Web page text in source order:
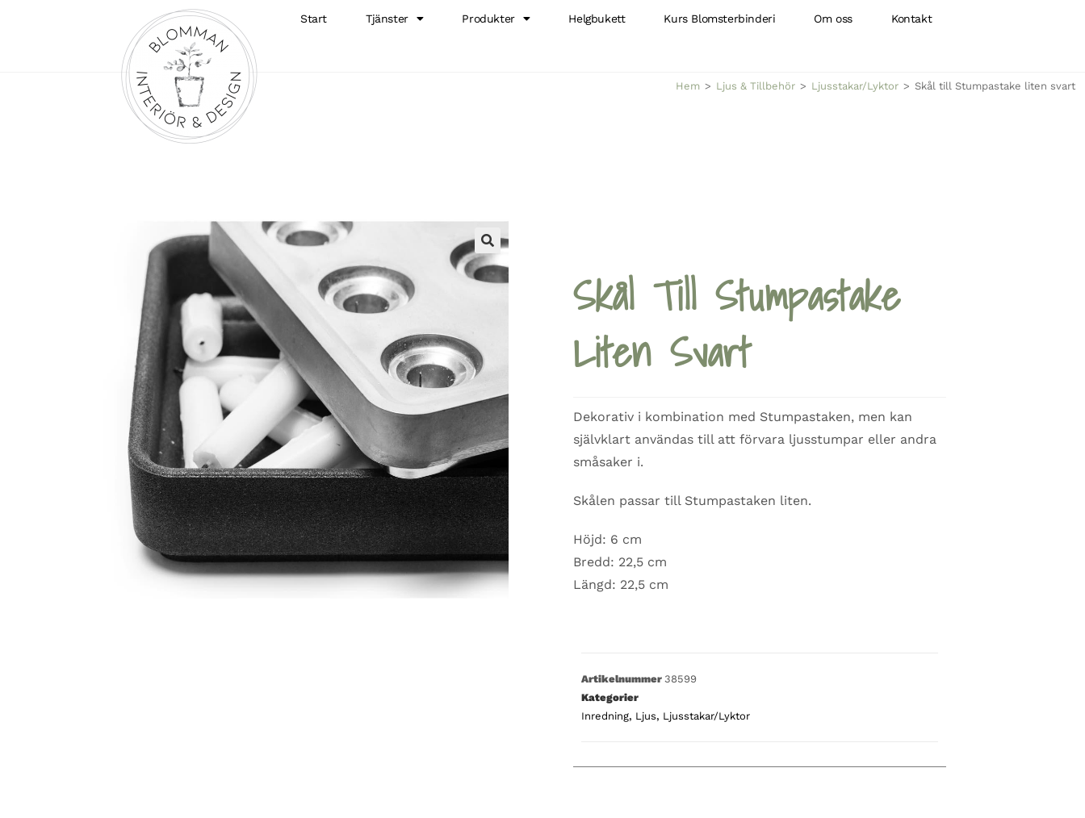
Start Tjänster Produkter Helgbukett Kurs Blomsterbinderi Om oss Kontakt
Hem > Ljus & Tillbehör > Ljusstakar/Lyktor > Skål till Stumpastake liten svart
🔍
Skål Till Stumpastake
Liten Svart
Dekorativ i kombination med Stumpastaken, men kan
självklart användas till att förvara ljusstumpar eller andra
småsaker i.
Skålen passar till Stumpastaken liten.
Höjd: 6 cm
Bredd: 22,5 cm
Längd: 22,5 cm
Artikelnummer 38599
Kategorier
Inredning, Ljus, Ljusstakar/Lyktor